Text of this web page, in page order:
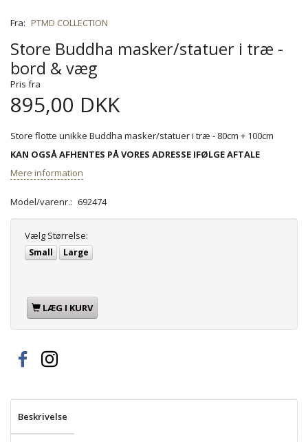
Fra: PTMD COLLECTION
Store Buddha masker/statuer i træ -
bord & væg
Pris fra
895,00 DKK
Store flotte unikke Buddha masker/statuer i træ - 80cm + 100cm
KAN OGSÅ AFHENTES PÅ VORES ADRESSE IFØLGE AFTALE
Mere information
Model/varenr.: 692474
Vælg Størrelse:
Small Large
LÆG I KURV
Beskrivelse